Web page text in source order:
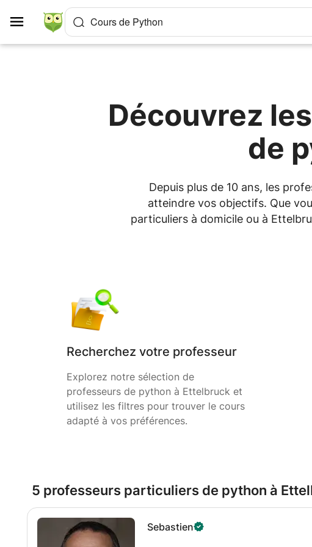
Cours de Python
Découvrez
de
Depuis plus de 10 ans, les
atteindre vos objectifs. Que
particuliers à domicile ou à
Recherchez votre professeur
Explorez notre sélection de
professeurs de python à Ettelbruck et
utilisez les filtres pour trouver le cours
adapté à vos préférences.
5 professeurs particuliers de python à
Sebastien